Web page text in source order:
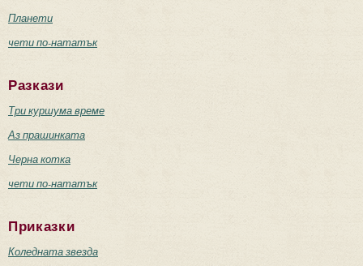
Планети
чети по-нататък
Разкази
Три куршума време
Аз прашинката
Черна котка
чети по-нататък
Приказки
Коледната звезда